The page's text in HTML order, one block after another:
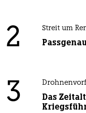
2 Streit um
3
Das